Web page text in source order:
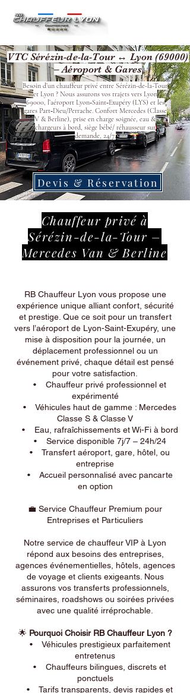
VTC Sérézin-de-la-Tour ↔ Lyon (69000)
– Aéroport & Gares
Besoin d’un chauffeur privé entre Sérézin-de-la-Tour
et Lyon ? Nous assurons vos trajets vers Lyon
69000, l’aéroport Lyon‑Saint‑Exupéry (LYS) et les
gares Part‑Dieu/Perrache. Confort Mercedes (Classe
V & Berline), prise en charge soignée, eau &
chargeurs à bord, siège bébé/ réhausseur sur
demande, 24/7.
Devis & Réservation
Chauffeur privé à
Sérézin-de-la-Tour –
Mercedes Van & Berline
RB Chauffeur Lyon vous propose une
expérience unique alliant confort, sécurité
et prestige. Que ce soit pour un transfert
vers l’aéroport de Lyon-Saint-Exupéry, une
mise à disposition pour la journée, un
déplacement professionnel ou un
événement privé, chaque détail est pensé
pour votre satisfaction.
• Chauffeur privé professionnel et
expérimenté
• Véhicules haut de gamme : Mercedes
Classe S & Classe V
• Eau, rafraîchissements et Wi-Fi à bord
• Service disponible 7j/7 – 24h/24
• Transfert aéroport, gare, hôtel, ou
entreprise
• Accueil personnalisé avec pancarte
en option
💼 Service Chauffeur Premium pour
Entreprises et Particuliers
Notre service de chauffeur VIP à Lyon
répond aux besoins des entreprises,
agences événementielles, hôtels, agences
de voyage et clients exigeants. Nous
assurons vos transferts professionnels,
séminaires, roadshows ou soirées privées
avec une qualité irréprochable.
🌟 Pourquoi Choisir RB Chauffeur Lyon ?
• Véhicules prestigieux parfaitement
entretenus
• Chauffeurs bilingues, discrets et
ponctuels
• Tarifs transparents, devis rapides et